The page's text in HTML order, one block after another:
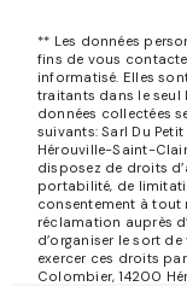
** Les données
fins de vous
informatisé. Elles
traitants dans le seul
données collectées
suivants: Sarl Du
Hérouville-Saint-
disposez de droits
portabilité, de
consentement à tout
réclamation auprès
d’organiser le sort
exercer ces droits
Colombier, 14200